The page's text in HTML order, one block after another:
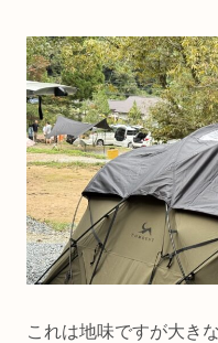
これは地味ですが大き